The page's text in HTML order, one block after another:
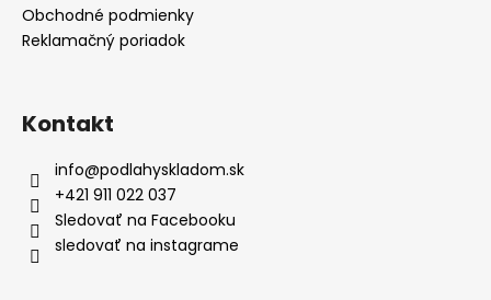
Obchodné podmienky
Reklamačný poriadok
Kontakt
info@podlahyskladom.sk
+421 911 022 037
Sledovať na Facebooku
sledovať na instagrame